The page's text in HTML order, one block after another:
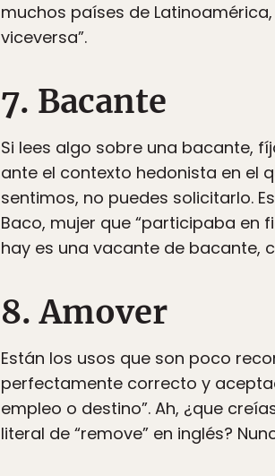
muchos países de
viceversa”.
7. Bacante
Si lees algo sobre una bacante,
ante el contexto hedonista en el
sentimos, no puedes solicitarlo.
Baco, mujer que “participaba en
hay es una vacante de bacante,
8. Amover
Están los usos que son poco
perfectamente correcto y
empleo o destino”. Ah, ¿que
literal de “remove” en inglés?